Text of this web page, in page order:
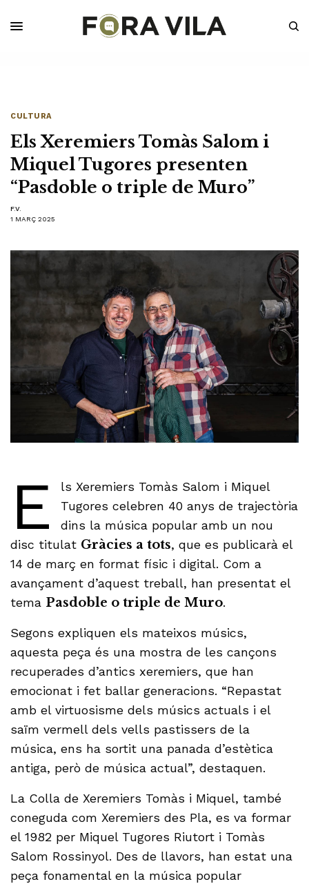
CULTURA
Els Xeremiers Tomàs Salom i
Miquel Tugores presenten
“Pasdoble o triple de Muro”
F.V.
1 MARÇ 2025
E
ls Xeremiers Tomàs Salom i Miquel
Tugores celebren 40 anys de trajectòria
dins la música popular amb un nou
disc titulat Gràcies a tots, que es publicarà el
14 de març en format físic i digital. Com a
avançament d’aquest treball, han presentat el
tema Pasdoble o triple de Muro.
Segons expliquen els mateixos músics,
aquesta peça és una mostra de les cançons
recuperades d’antics xeremiers, que han
emocionat i fet ballar generacions. “Repastat
amb el virtuosisme dels músics actuals i el
saïm vermell dels vells pastissers de la
música, ens ha sortit una panada d’estètica
antiga, però de música actual”, destaquen.
La Colla de Xeremiers Tomàs i Miquel, també
coneguda com Xeremiers des Pla, es va formar
el 1982 per Miquel Tugores Riutort i Tomàs
Salom Rossinyol. Des de llavors, han estat una
peça fonamental en la música popular